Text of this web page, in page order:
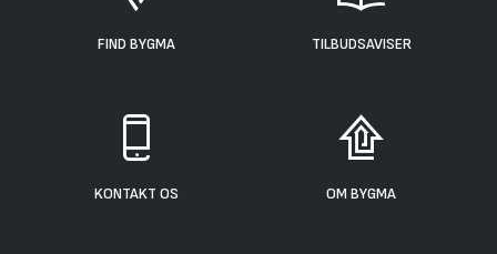
FIND BYGMA TILBUDSAVISER
KONTAKT OS OM BYGMA